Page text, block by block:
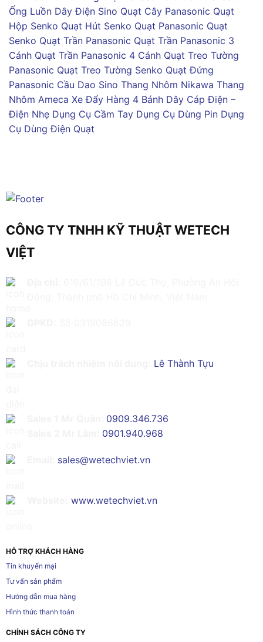
Ống Luồn Dây Điện Sino Quạt Cây Panasonic Quạt
Hộp Senko Quạt Hút Senko Quạt Panasonic Quạt
Senko Quạt Trần Panasonic Quạt Trần Panasonic 3
Cánh Quạt Trần Panasonic 4 Cánh Quạt Treo Tường
Panasonic Quạt Treo Tường Senko Quạt Đứng
Panasonic Cầu Dao Sino Thang Nhôm Nikawa Thang
Nhôm Ameca Xe Đẩy Hàng 4 Bánh Dây Cáp Điện –
Điện Nhẹ Dụng Cụ Cầm Tay Dụng Cụ Dùng Pin Dụng
Cụ Dùng Điện Quạt
CÔNG TY TNHH KỸ THUẬT WETECH
VIỆT
Lê Thành Tựu
0909.346.736
0901.940.968
sales@wetechviet.vn
www.wetechviet.vn
HỖ TRỢ KHÁCH HÀNG
Tin khuyến mại
Tư vấn sản phẩm
Hướng dẫn mua hàng
Hình thức thanh toán
CHÍNH SÁCH CÔNG TY